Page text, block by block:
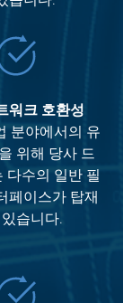
워크 호환성
분야에서의 유
위해 당사 드
다수의 일반 필
페이스가 탑재
습니다.